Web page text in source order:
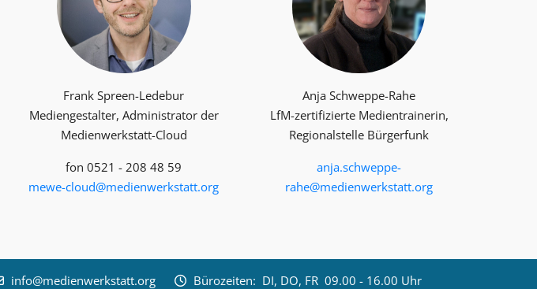
Frank Spreen-Ledebur
Mediengestalter, Administrator der
Medienwerkstatt-Cloud
fon 0521 - 208 48 59
mewe-cloud@medienwerkstatt.org
Anja Schweppe-Rahe
LfM-zertifizierte Medientrainerin,
Regionalstelle Bürgerfunk
anja.schweppe-
rahe@medienwerkstatt.org
info@medienwerkstatt.org Bürozeiten: DI, DO, FR 09.00 - 16.00 Uhr